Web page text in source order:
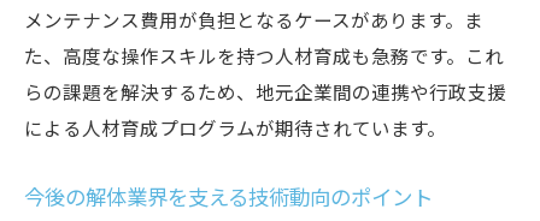
データ活用による解体プロセス最適化の実
践例
AI連携で実現する環境配慮型の解体現場
最新AI技術に関心が集まる業界動向とは
効率化を実現するさぬき市の解体現場
メンテナンス費用が負担となるケースがあります。ま
た、高度な操作スキルを持つ人材育成も急務です。これ
らの課題を解決するため、地元企業間の連携や行政支援
による人材育成プログラムが期待されています。
今後の解体業界を支える技術動向のポイント